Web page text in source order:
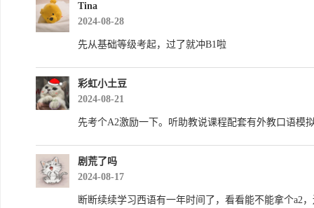
Tina
2024-08-28
先从基础等级考起，过了就冲B1啦
彩虹小土豆
2024-08-21
先考个A2激励一下。听助教说课程配套有外教口语模
剧荒了吗
2024-08-17
断断续续学习西语有一年时间了，看看能不能拿个a2